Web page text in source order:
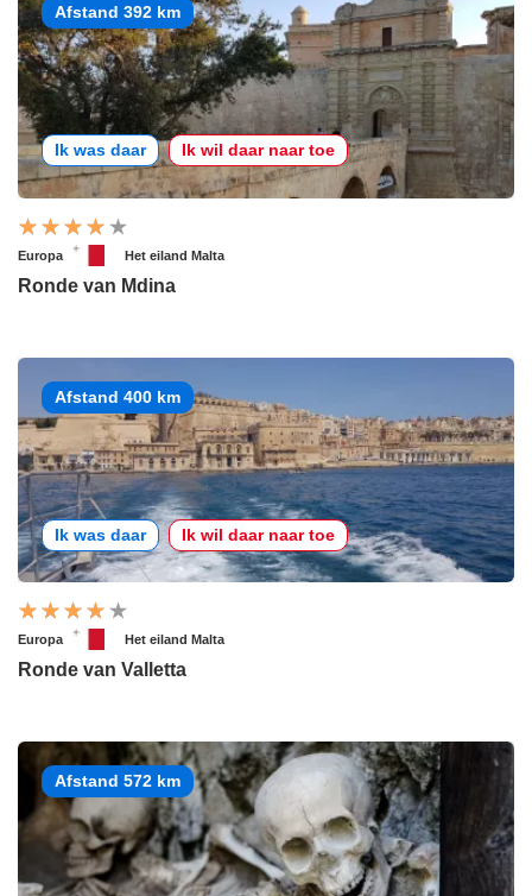
Afstand 392 km
Ik was daar Ik wil daar naar toe
Europa Het eiland Malta
Ronde van Mdina
Afstand 400 km
Ik was daar Ik wil daar naar toe
Europa Het eiland Malta
Ronde van Valletta
Afstand 572 km